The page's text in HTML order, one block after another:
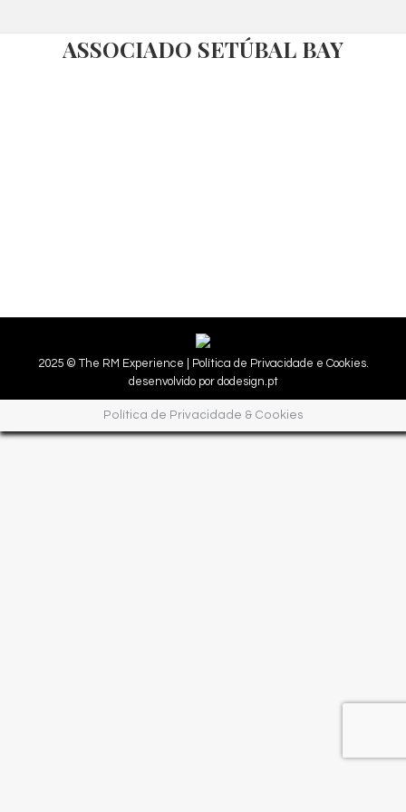
ASSOCIADO SETÚBAL BAY
2025 © The RM Experience |
Política de Privacidade e Cookies.
desenvolvido por dodesign.pt
Política de Privacidade & Cookies